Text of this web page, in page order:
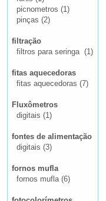
picnometros (1)
pinças (2)
filtração
filtros para seringa (1)
fitas aquecedoras
fitas aquecedoras (7)
Fluxômetros
digitais (1)
fontes de alimentação
digitais (3)
fornos mufla
fornos mufla (6)